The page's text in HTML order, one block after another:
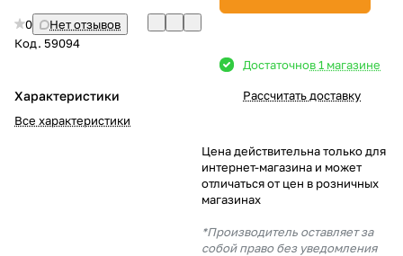
0
Нет отзывов
Код. 59094
Характеристики
Все характеристики
Достаточнов 1 магазине
Рассчитать доставку
Цена действительна только для
интернет-магазина и может
отличаться от цен в розничных
магазинах
*Производитель оставляет за
собой право без уведомления
% картой любого банка
выбранный способом